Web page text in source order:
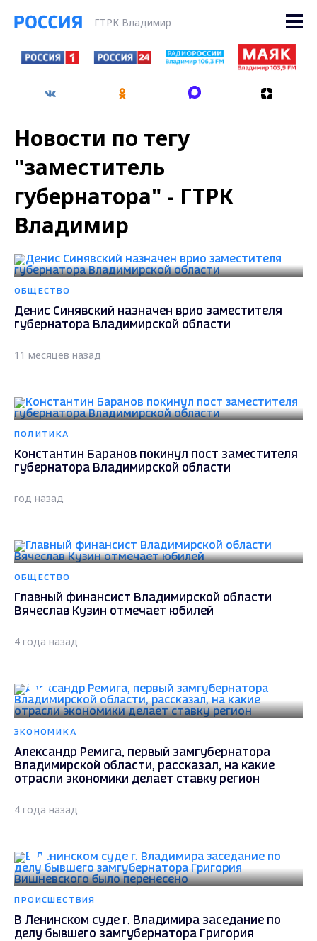
ГТРК Владимир
Новости по тегу
"заместитель
губернатора" - ГТРК
Владимир
ОБЩЕСТВО
Денис Синявский назначен врио заместителя
губернатора Владимирской области
11 месяцев назад
ПОЛИТИКА
Константин Баранов покинул пост заместителя
губернатора Владимирской области
год назад
ОБЩЕСТВО
Главный финансист Владимирской области
Вячеслав Кузин отмечает юбилей
4 года назад
ЭКОНОМИКА
Александр Ремига, первый замгубернатора
Владимирской области, рассказал, на какие
отрасли экономики делает ставку регион
4 года назад
ПРОИСШЕСТВИЯ
В Ленинском суде г. Владимира заседание по
делу бывшего замгубернатора Григория